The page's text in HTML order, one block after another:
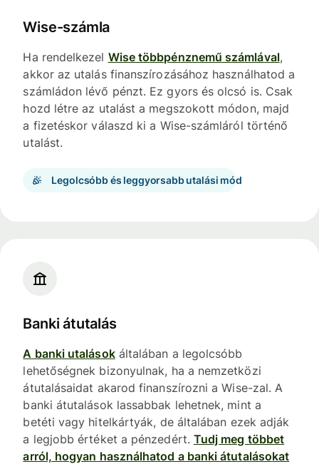
Wise-számla
Ha rendelkezel Wise többpénznemű számlával,
akkor az utalás finanszírozásához használhatod a
számládon lévő pénzt. Ez gyors és olcsó is. Csak
hozd létre az utalást a megszokott módon, majd
a fizetéskor válaszd ki a Wise-számláról történő
utalást.
Legolcsóbb és leggyorsabb utalási mód
Banki átutalás
A banki utalásokáltalában a legolcsóbb
lehetőségnek bizonyulnak, ha a nemzetközi
átutalásaidat akarod finanszírozni a Wise-zal. A
banki átutalások lassabbak lehetnek, mint a
betéti vagy hitelkártyák, de általában ezek adják
a legjobb értéket a pénzedért. Tudj meg többet
arról, hogyan használhatod a banki átutalásokat